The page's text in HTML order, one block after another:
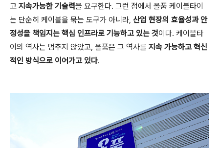
고 지속가능한 기술력을 요구한다. 그런 점에서 올품 케이블타이
는 단순히 케이블을 묶는 도구가 아니라, 산업 현장의 효율성과 안
정성을 책임지는 핵심 인프라로 기능하고 있는 것이다. 케이블타
이의 역사는 멈추지 않았고, 올품은 그 역사를 지속 가능하고 혁신
적인 방식으로 이어가고 있다.